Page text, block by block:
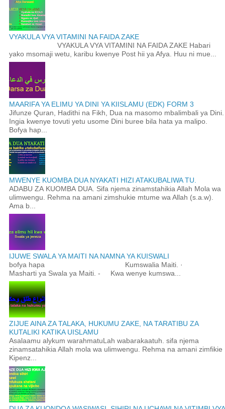
VYAKULA VYA VITAMINI NA FAIDA ZAKE
VYAKULA VYA VITAMINI NA FAIDA ZAKE Habari
yako msomaji wetu, karibu kwenye Post hii ya Afya. Huu ni mue...
MAARIFA YA ELIMU YA DINI YA KIISLAMU (EDK) FORM 3
Jifunze Quran, Hadithi na Fikh, Dua na masomo mbalimbali ya Dini.
Ingia kwenye tovuti yetu usome Dini buree bila hata ya malipo.
Bofya hap...
MWENYE KUOMBA DUA NYAKATI HIZI ATAKUBALIWA TU.
ADABU ZA KUOMBA DUA. Sifa njema zinamstahikia Allah Mola wa
ulimwengu. Rehma na amani zimshukie mtume wa Allah (s.a.w).
Ama b...
IJUWE SWALA YA MAITI NA NAMNA YA KUISWALI
bofya hapa Kumswalia Maiti. ·
Masharti ya Swala ya Maiti. - Kwa wenye kumswa...
ZIJUE AINA ZA TALAKA, HUKUMU ZAKE, NA TARATIBU ZA
KUTALIKI KATIKA UISLAMU
Asalaamu alykum warahmatuLah wabarakaatuh. sifa njema
zinamsatahikia Allah mola wa ulimwengu. Rehma na amani zimfikie
Kipenz...